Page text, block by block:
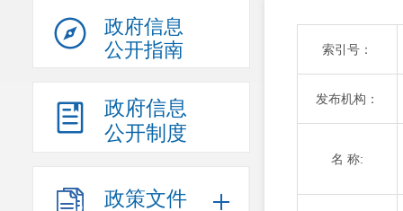
政府信息
公开指南
政府信息
公开制度
政策文件
索引号：
发布机构：
名 称: